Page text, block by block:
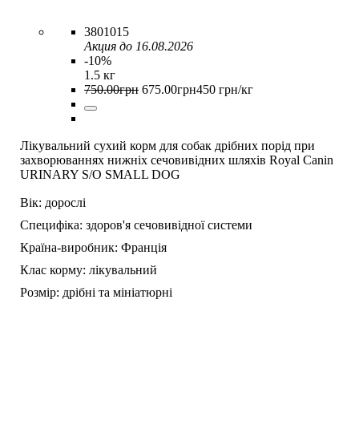
3801015
Акция до 16.08.2026
-10%
1.5 кг
750.00грн 675.00грн450 грн/кг
Лікувальний сухий корм для собак дрібних порід при
захворюваннях нижніх сечовивідних шляхів Royal Canin
URINARY S/O SMALL DOG
Вік: дорослі
Специфіка: здоров'я сечовивідної системи
Країна-виробник: Франція
Клас корму: лікувальний
Розмір: дрібні та мініатюрні